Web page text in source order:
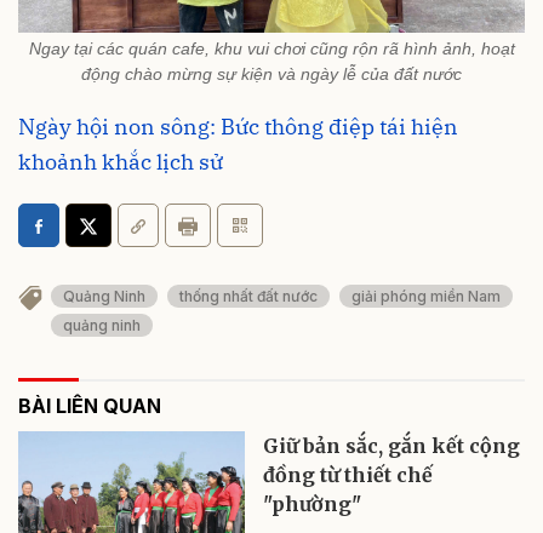
Ngay tại các quán cafe, khu vui chơi cũng rộn rã hình ảnh, hoạt
động chào mừng sự kiện và ngày lễ của đất nước
Ngày hội non sông: Bức thông điệp tái hiện
khoảnh khắc lịch sử
Quảng Ninh thống nhất đất nước
giải phóng miền Nam
quảng ninh
BÀI LIÊN QUAN
Giữ bản sắc, gắn kết cộng
đồng từ thiết chế
"phường"